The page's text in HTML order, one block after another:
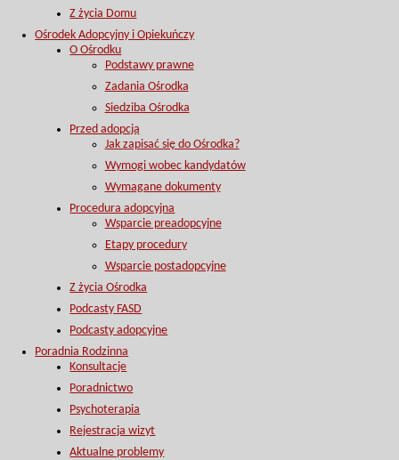
Z życia Domu
Ośrodek Adopcyjny i Opiekuńczy
O Ośrodku
Podstawy prawne
Zadania Ośrodka
Siedziba Ośrodka
Przed adopcją
Jak zapisać się do Ośrodka?
Wymogi wobec kandydatów
Wymagane dokumenty
Procedura adopcyjna
Wsparcie preadopcyjne
Etapy procedury
Wsparcie postadopcyjne
Z życia Ośrodka
Podcasty FASD
Podcasty adopcyjne
Poradnia Rodzinna
Konsultacje
Poradnictwo
Psychoterapia
Rejestracja wizyt
Aktualne problemy